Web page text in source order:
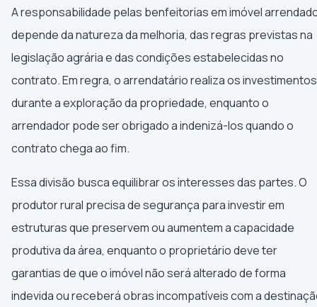
A responsabilidade pelas benfeitorias em imóvel
depende da natureza da melhoria, das regras previstas na
legislação agrária e das condições estabelecidas no
contrato. Em regra, o arrendatário realiza os investimentos
durante a exploração da propriedade, enquanto o
arrendador pode ser obrigado a indenizá-los quando o
contrato chega ao fim.
Essa divisão busca equilibrar os interesses das partes. O
produtor rural precisa de segurança para investir em
estruturas que preservem ou aumentem a capacidade
produtiva da área, enquanto o proprietário deve ter
garantias de que o imóvel não será alterado de forma
indevida ou receberá obras incompatíveis com a